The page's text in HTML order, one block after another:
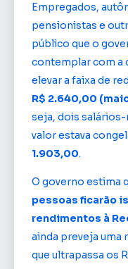
Empregados,
pensionistas e
público que o
contemplar com a
elevar a faixa de
R$ 2.640,00
seja, dois
valor estava
1.903,00.
O governo estima
pessoas ficarão
rendimentos à
ainda preveja uma
que ultrapassa os